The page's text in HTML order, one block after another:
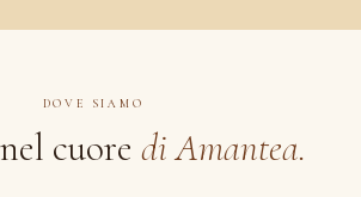
DOVE SIAMO
cuore di Amantea.